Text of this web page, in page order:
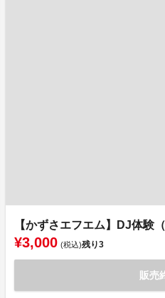
【かずさエフエム】DJ体験
¥3,000 (税込)残り3
販売